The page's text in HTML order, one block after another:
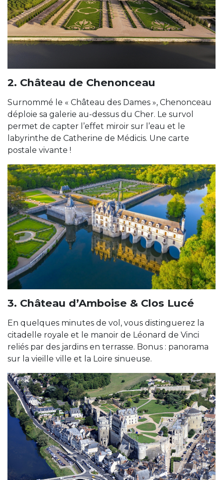
2. Château de Chenonceau
Surnommé le « Château des Dames », Chenonceau
déploie sa galerie au-dessus du Cher. Le survol
permet de capter l’effet miroir sur l’eau et le
labyrinthe de Catherine de Médicis. Une carte
postale vivante !
3. Château d’Amboise & Clos Lucé
En quelques minutes de vol, vous distinguerez la
citadelle royale et le manoir de Léonard de Vinci
reliés par des jardins en terrasse. Bonus : panorama
sur la vieille ville et la Loire sinueuse.